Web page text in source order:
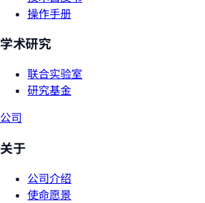
操作手册
学术研究
联合实验室
研究基金
公司
关于
公司介绍
使命愿景